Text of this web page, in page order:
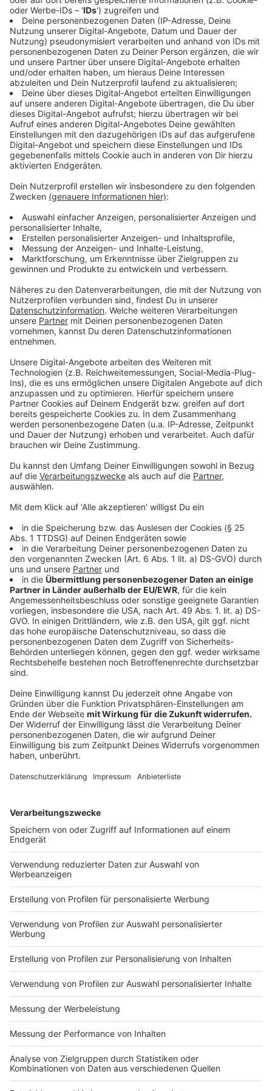
Das Rezept: "Petersfisch in
Bananenschuppen"
Anzeige
Zutaten
Petersfisch:
2 Fischfilets
Ein Stück Kochbanane
Fischfarce:
50 g Fischfilet
50g Sahne
Salz und Pfeffer
Rapsöl
Anzeige
Und so bereitet ihr das Essen zu
Anzeige
Das Fischfilet fein würfeln und kalt stellen. Mit
Salz und Pfeffer würzen und in einer Moulinette
(Zerkleiner) kurz durchmixen. Dabei nach und nach
die Sahne dazugeben.
Das Fischfilet auf einer Seite mit der Farce
(Masse) bestreichen.
Mit einem runden Ausstecher 1 Zentimeter große
Kreise ausstechen. Das Fischfilet auf der mit der
Farce bestrichenen Seite schuppenförmig mit der
Banane belegen.
In einer beschichteten Pfanne in wenig Öl auf der
Schuppenseite knusprig braten. Kurz auf die
andere Seite drehen, etwas Butter dazugeben,
würzen und garziehen lassen.
Anzeige
Anzeige
Bei euch läuft das Radio in der Küche, bei uns die
Küche im Radio. Starkoch Nelson Müller lädt uns
exklusiv in seinen Kitchen Club ein. Ab sofort versorgt
uns mit in seine Küche und weiht uns in die
Geheimnisse eines bekannten Profikochs ein. Der
Kitchen Club by Nelson Müller ist etwas für alle
Gourmets und Gourmüsen. Für alle von euch, die
wissen, dass Kardamom ein Gewürz ist und kein
Ersatzteil fürs Auto. Das ist "Foodtainment" der
Extraklasse. Feinste Küche, die man überall genießen
oder wie Nelson es sagt: "Macht nix, wenn's
schmeckt!"
Nelson Müller live erleben? Hier gibt esInfos zu den
Terminen
Anzeige